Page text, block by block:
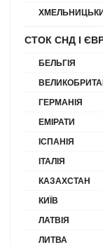
СТОК СНД І
БЕЛЬГІЯ
ГЕРМАНІЯ
ЕМІРАТИ
ІСПАНІЯ
ІТАЛІЯ
КАЗАХСТАН
КИЇВ
ЛАТВІЯ
ЛИТВА